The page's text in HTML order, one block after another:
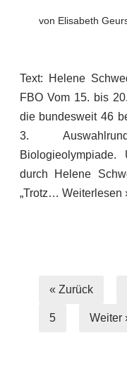
von Elisabeth
Text: Helene
FBO Vom 15. bis
die bundesweit 46
3.
durch Helene
„Trotz… Weiterlesen
« Zurück
5 Weiter